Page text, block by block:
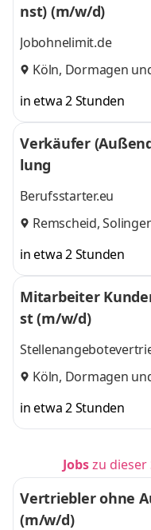
nst) (m/w/d)
Jobohnelimit.de
Köln, Dormagen
in etwa 2 Stunden
Verkäufer
lung
Berufsstarter.eu
Remscheid,
in etwa 2 Stunden
Mitarbeiter
st (m/w/d)
Köln, Dormagen
in etwa 2 Stunden
Jobszu dieser
Vertriebler ohne
(m/w/d)